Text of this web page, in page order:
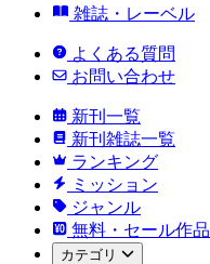
雑誌・レーベル
よくある質問
お問い合わせ
新刊一覧
新刊雑誌一覧
ランキング
ミッション
ジャンル
無料・セール作品
カテゴリ